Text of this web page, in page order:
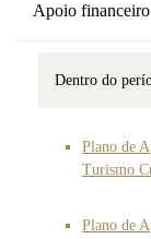
Apoio financeiro
Dentro do
Plano de
Turismo
Plano de